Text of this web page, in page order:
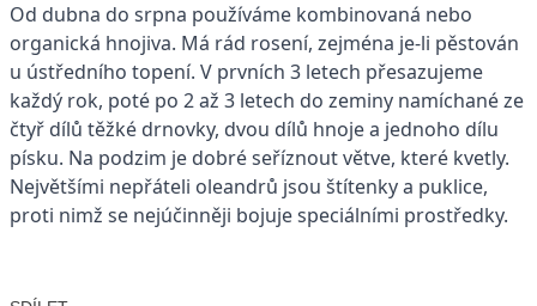
Od dubna do srpna používáme kombinovaná nebo
organická hnojiva. Má rád rosení, zejména je-li pěstován
u ústředního topení. V prvních 3 letech přesazujeme
každý rok, poté po 2 až 3 letech do zeminy namíchané ze
čtyř dílů těžké drnovky, dvou dílů hnoje a jednoho dílu
písku. Na podzim je dobré seříznout větve, které kvetly.
Největšími nepřáteli oleandrů jsou štítenky a puklice,
proti nimž se nejúčinněji bojuje speciálními prostředky.